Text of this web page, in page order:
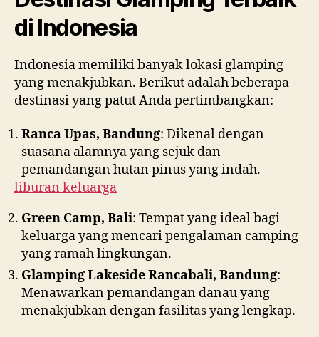
di Indonesia
Indonesia memiliki banyak lokasi glamping
yang menakjubkan. Berikut adalah beberapa
destinasi yang patut Anda pertimbangkan:
Ranca Upas, Bandung: Dikenal dengan
suasana alamnya yang sejuk dan
pemandangan hutan pinus yang indah.
liburan keluarga
Green Camp, Bali: Tempat yang ideal bagi
keluarga yang mencari pengalaman camping
yang ramah lingkungan.
Glamping Lakeside Rancabali, Bandung:
Menawarkan pemandangan danau yang
menakjubkan dengan fasilitas yang lengkap.